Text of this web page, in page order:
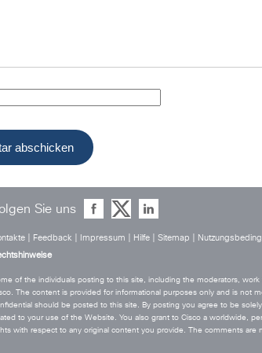
Sie uns
| Feedback Impressum Hilfe| Sitemap
of the individuals posting to this site, including the moderators,
The content is provided for informational purposes only and is not
should be posted to this site. By posting you agree to be
to your use of the Website. You also grant to Cisco a worldwide,
with respect to any original content you provide. The comments